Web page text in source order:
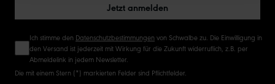
Jetzt anmelden
Ich stimme den Datenschutzbestimmungen von Schwalbe zu. Die Einwilligung in
den Versand ist jederzeit mit Wirkung für die Zukunft widerruflich, z.B. per
Abmeldelink in jedem Newsletter.
Die mit einem Stern (*) markierten Felder sind Pflichtfelder.